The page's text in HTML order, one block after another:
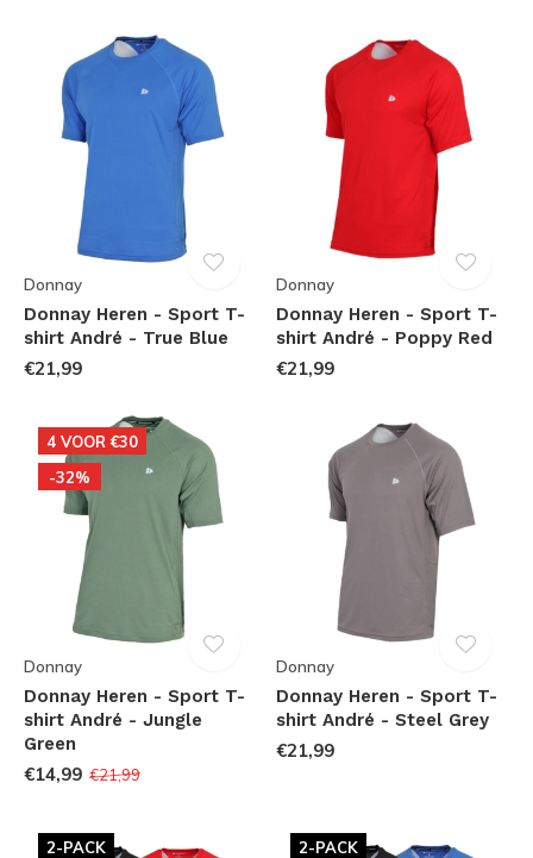
Donnay
Donnay Heren - Sport T-
shirt André - True Blue
€21,99
Donnay
Donnay Heren - Sport T-
shirt André - Poppy Red
€21,99
4 VOOR €30
-32%
Donnay
Donnay Heren - Sport T-
shirt André - Jungle
Green
€14,99 €21,99
Donnay
Donnay Heren - Sport T-
shirt André - Steel Grey
€21,99
2-PACK 2-PACK